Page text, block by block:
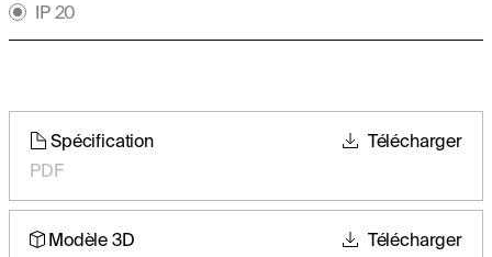
IP 20
Spécification
PDF
Télécharger
Modèle 3D
Télécharger